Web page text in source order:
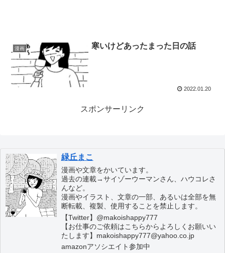
漫画 寒いけどあったまった日の話
2022.01.20
スポンサーリンク
緑丘まこ
漫画や文章をかいています。
過去の連載→サイゾーウーマンさん、ハウコレさ
んなど。
漫画やイラスト、文章の一部、あるいは全部を無
断転載、複製、使用することを禁止します。
【Twitter】@makoishappy777
【お仕事のご依頼はこちらからよろしくお願いい
たします】makoishappy777@yahoo.co.jp
amazonアソシエイト参加中